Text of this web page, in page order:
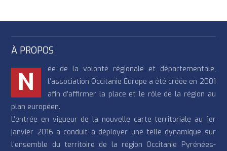
À PROPOS
N
ée de la volonté régionale et départementale,
l’association Occitanie Europe a été créée en 2001
afin d’affirmer la place et le rôle de la région au
plan européen.
L’entrée en vigueur de la nouvelle carte territoriale au 1er
janvier 2016 a conduit à déployer une telle dynamique sur
l’ensemble du territoire de la région Occitanie Pyrénées-